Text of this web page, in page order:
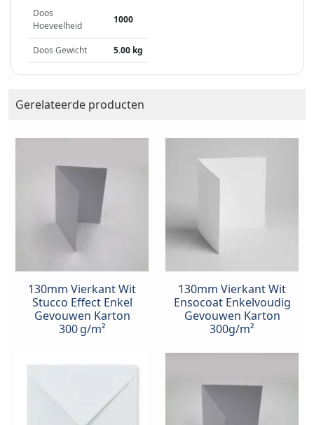
Doos
Hoeveelheid
1000
Doos Gewicht 5.00 kg
Gerelateerde producten
130mm Vierkant Wit
Stucco Effect Enkel
Gevouwen Karton
300 g/m²
130mm Vierkant Wit
Ensocoat Enkelvoudig
Gevouwen Karton
300g/m²